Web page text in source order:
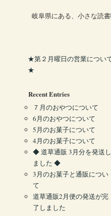
岐阜県にある、小さな読書
★第２月曜日の営業につい
★
Recent Entries
７月のおやつについて
6月のおやつについて
5月のお菓子について
4月のお菓子について
◆ 道草通販 3月分を発送し
ました ◆
3月のお菓子と通販につい
て
道草通販2月便の発送が完
了しました